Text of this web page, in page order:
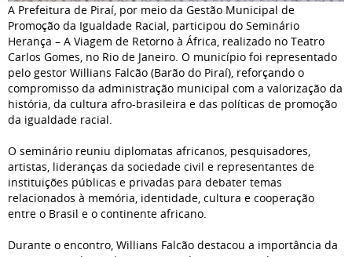
A Prefeitura de Piraí, por meio da Gestão Municipal de
Promoção da Igualdade Racial, participou do Seminário
Herança – A Viagem de Retorno à África, realizado no Teatro
Carlos Gomes, no Rio de Janeiro. O município foi representado
pelo gestor Willians Falcão (Barão do Piraí), reforçando o
compromisso da administração municipal com a valorização da
história, da cultura afro-brasileira e das políticas de promoção
da igualdade racial.
O seminário reuniu diplomatas africanos, pesquisadores,
artistas, lideranças da sociedade civil e representantes de
instituições públicas e privadas para debater temas
relacionados à memória, identidade, cultura e cooperação
entre o Brasil e o continente africano.
Durante o encontro, Willians Falcão destacou a importância da